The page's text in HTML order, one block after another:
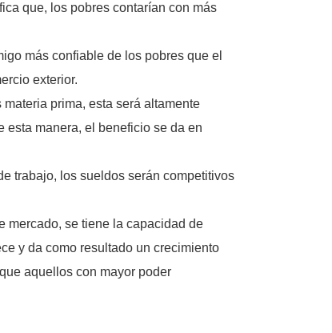
que, los pobres contarían con más
más confiable de los pobres que el
exterior.
prima, esta será altamente
esta manera, el beneficio se da en
trabajo, los sueldos serán competitivos
mercado, se tiene la capacidad de
y da como resultado un crecimiento
aquellos con mayor poder